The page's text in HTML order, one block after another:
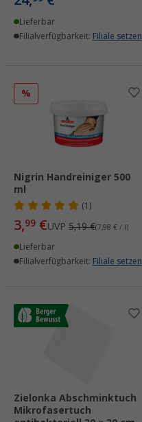
Lieferbar
Filialverfügbarkeit: Filiale setzen
%
Nigrin Handreiniger 500
ml
(1)
3,99 €UVP 5,19 €(7,98 € / l)
Lieferbar
Filialverfügbarkeit: Filiale setzen
Zielonka Abschminktuch
Mikrofasertuch